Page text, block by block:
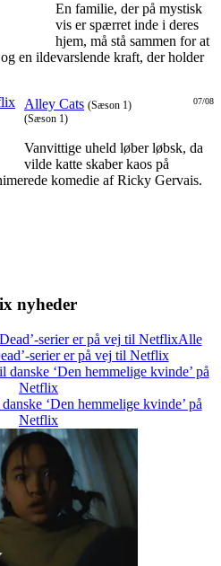
En familie, der på mystisk
vis er spærret inde i deres
hjem, må stå sammen for at
en ildevarslende kraft, der holder
07/08
Alley Cats (Sæson 1)
(Sæson 1)
Vanvittige uheld løber løbsk, da
vilde katte skaber kaos på
komedie af Ricky Gervais.
nyheder
Alle
serier er på vej til Netflix
‘Den hemmelige kvinde’ på
Netflix